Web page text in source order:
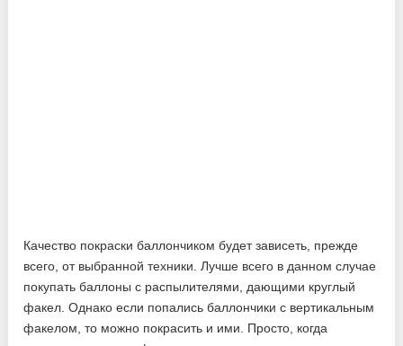
Качество покраски баллончиком будет зависеть, прежде
всего, от выбранной техники. Лучше всего в данном случае
покупать баллоны с распылителями, дающими круглый
факел. Однако если попались баллончики с вертикальным
факелом, то можно покрасить и ими. Просто, когда